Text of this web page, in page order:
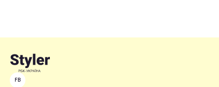
FB